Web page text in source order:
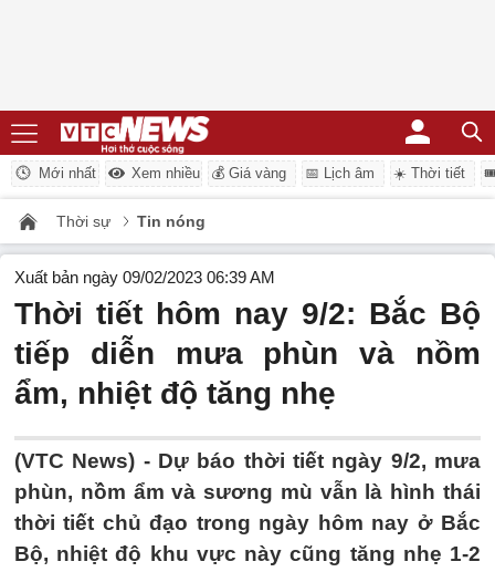
Mới nhất Xem nhiều 💰 Giá vàng 📅 Lịch âm ☀️ Thời tiết
Thời sự Tin nóng
Xuất bản ngày 09/02/2023 06:39 AM
Thời tiết hôm nay 9/2: Bắc Bộ
tiếp diễn mưa phùn và nồm
ẩm, nhiệt độ tăng nhẹ
(VTC News) - Dự báo thời tiết ngày 9/2, mưa
phùn, nồm ẩm và sương mù vẫn là hình thái
thời tiết chủ đạo trong ngày hôm nay ở Bắc
Bộ, nhiệt độ khu vực này cũng tăng nhẹ 1-2